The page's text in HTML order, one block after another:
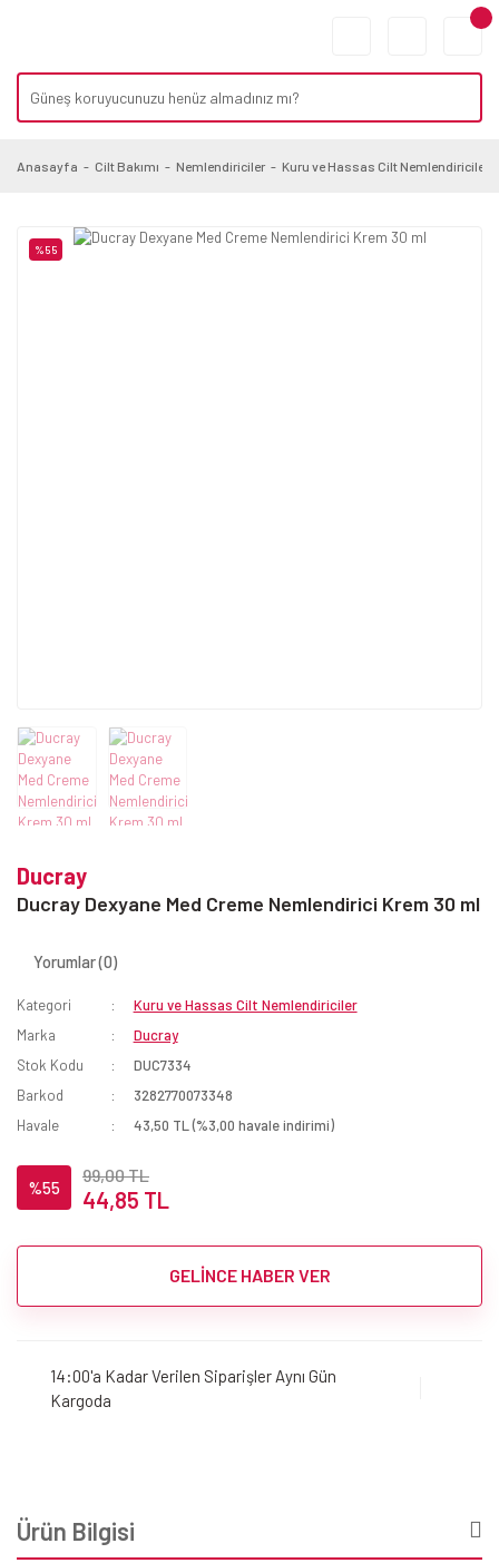
Anasayfa Cilt Bakımı Nemlendiriciler Kuru ve Hassas Cilt Nemlendiriciler
%55
Ducray
Ducray Dexyane Med Creme Nemlendirici Krem 30 ml
Yorumlar (0)
Kategori
Kuru ve Hassas Cilt Nemlendiriciler
Marka
Ducray
Stok Kodu
DUC7334
Barkod
3282770073348
Havale
43,50 TL (%3,00 havale indirimi)
%55
99,00 TL
44,85 TL
GELİNCE HABER VER
14:00'a Kadar Verilen Siparişler Aynı Gün
Kargoda
Ürün Bilgisi